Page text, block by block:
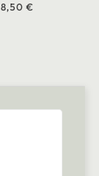
8,50 €